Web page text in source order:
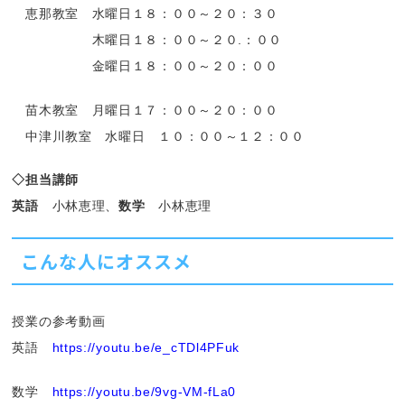
恵那教室 水曜日１８：００～２０：３０
木曜日１８：００～２０.：００
金曜日１８：００～２０：００
苗木教室 月曜日１７：００～２０：００
中津川教室 水曜日 １０：００～１２：００
◇担当講師
英語 小林恵理、数学 小林恵理
こんな人にオススメ
授業の参考動画
英語 https://youtu.be/e_cTDl4PFuk
数学 https://youtu.be/9vg-VM-fLa0